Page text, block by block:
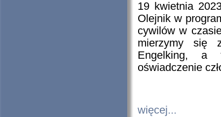
19 kwietnia
Olejnik w
cywilów w
mierzymy się
Engelking, a
oświadczenie
więcej...